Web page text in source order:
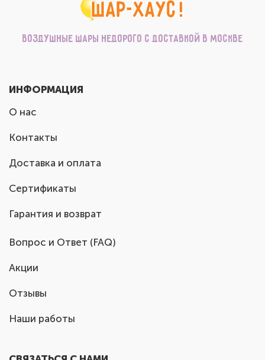
Воздушные шары недорого с доставкой в Москве
ИНФОРМАЦИЯ
О нас
Контакты
Доставка и оплата
Сертификаты
Гарантия и возврат
Вопрос и Ответ (FAQ)
Акции
Отзывы
Наши работы